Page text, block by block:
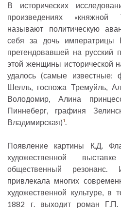
В исторических
произведениях «княжной
называют политическую
себя за дочь императрицы
претендовавшей на русский
этой женщины исторической
удалось (самые известные:
Шелль, госпожа Тремуйль,
Володомир, Алина
Пиннеберг, графиня
Владимирская)1.
Появление картины К.Д.
художественной
общественный резонанс.
привлекала многих
художественной культуре, в
1882 г. выходит роман Г.П.